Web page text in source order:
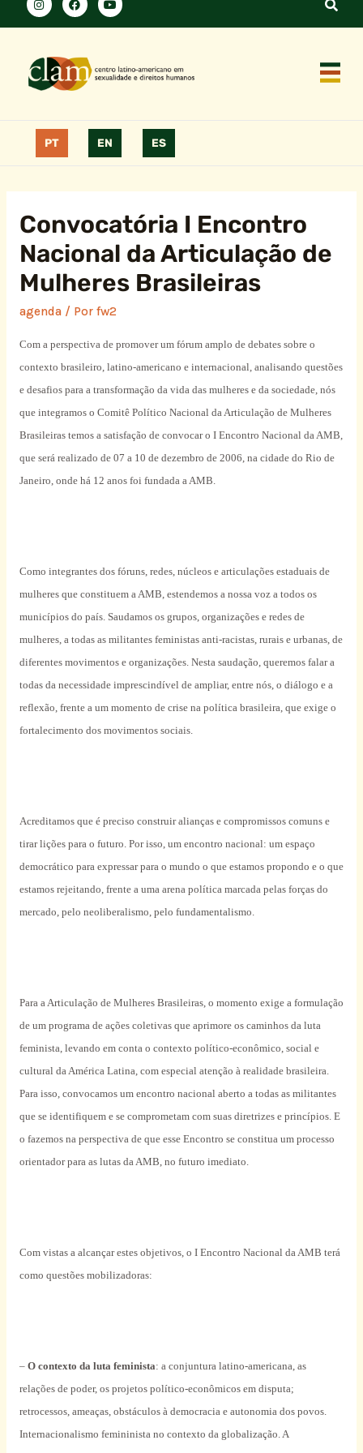
PT EN ES
Convocatória I Encontro
Nacional da Articulação de
Mulheres Brasileiras
agenda/ Por fw2
Com a perspectiva de promover um fórum amplo de debates sobre o
contexto brasileiro, latino-americano e internacional, analisando questões
e desafios para a transformação da vida das mulheres e da sociedade, nós
que integramos o Comitê Político Nacional da Articulação de Mulheres
Brasileiras temos a satisfação de convocar o I Encontro Nacional da AMB,
que será realizado de 07 a 10 de dezembro de 2006, na cidade do Rio de
Janeiro, onde há 12 anos foi fundada a AMB.
Como integrantes dos fóruns, redes, núcleos e articulações estaduais de
mulheres que constituem a AMB, estendemos a nossa voz a todos os
municípios do país. Saudamos os grupos, organizações e redes de
mulheres, a todas as militantes feministas anti-racistas, rurais e urbanas, de
diferentes movimentos e organizações. Nesta saudação, queremos falar a
todas da necessidade imprescindível de ampliar, entre nós, o diálogo e a
reflexão, frente a um momento de crise na política brasileira, que exige o
fortalecimento dos movimentos sociais.
Acreditamos que é preciso construir alianças e compromissos comuns e
tirar lições para o futuro. Por isso, um encontro nacional: um espaço
democrático para expressar para o mundo o que estamos propondo e o que
estamos rejeitando, frente a uma arena política marcada pelas forças do
mercado, pelo neoliberalismo, pelo fundamentalismo.
Para a Articulação de Mulheres Brasileiras, o momento exige a formulação
de um programa de ações coletivas que aprimore os caminhos da luta
feminista, levando em conta o contexto político-econômico, social e
cultural da América Latina, com especial atenção à realidade brasileira.
Para isso, convocamos um encontro nacional aberto a todas as militantes
que se identifiquem e se comprometam com suas diretrizes e princípios. E
o fazemos na perspectiva de que esse Encontro se constitua um processo
orientador para as lutas da AMB, no futuro imediato.
Com vistas a alcançar estes objetivos, o I Encontro Nacional da AMB terá
como questões mobilizadoras:
– O contexto da luta feminista: a conjuntura latino-americana, as
relações de poder, os projetos político-econômicos em disputa;
retrocessos, ameaças, obstáculos à democracia e autonomia dos povos.
Internacionalismo femininista no contexto da globalização. A